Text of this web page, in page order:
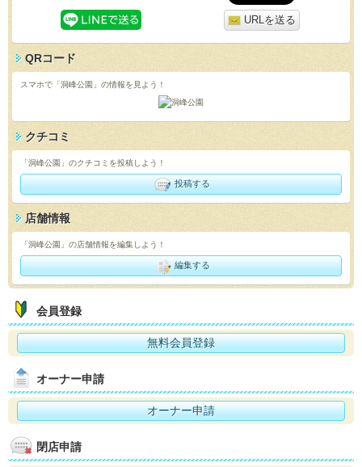
URLを送る
QRコード
スマホで「洞峰公園」の情報を見よう！
クチコミ
「洞峰公園」のクチコミを投稿しよう！
投稿する
店舗情報
「洞峰公園」の店舗情報を編集しよう！
編集する
会員登録
無料会員登録
オーナー申請
オーナー申請
閉店申請